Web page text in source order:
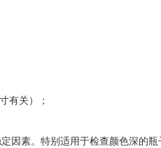
有关）；
因素。特别适用于检查颜色深的瓶